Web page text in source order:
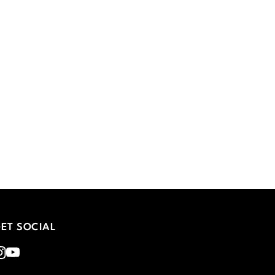
SOCIAL
Youtube